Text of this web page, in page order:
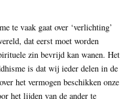
te vaak gaat over ‘verlichting’
dat eerst moet worden
zin bevrijd kan wanen. Het
is dat wij ieder delen in de
het vermogen beschikken onze
het lijden van de ander te